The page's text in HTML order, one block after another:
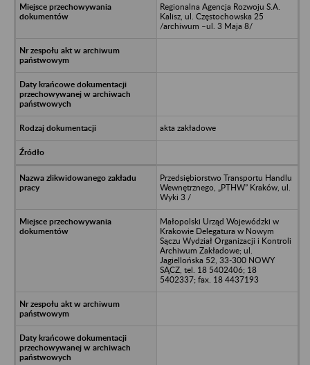
Regionalna Agencja Rozwoju S.A.
Kalisz, ul. Częstochowska 25
/archiwum –ul. 3 Maja 8/
akta zakładowe
Przedsiębiorstwo Transportu Handlu
Wewnętrznego, „PTHW” Kraków, ul.
Wyki 3 /
Małopolski Urząd Wojewódzki w
Krakowie Delegatura w Nowym
Sączu Wydział Organizacji i Kontroli
Archiwum Zakładowe; ul.
Jagiellońska 52, 33-300 NOWY
SĄCZ, tel. 18 5402406; 18
5402337; fax. 18 4437193